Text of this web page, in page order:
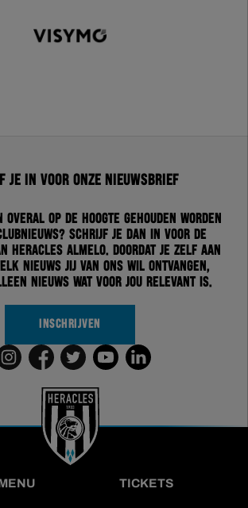
je in voor onze nieuwsbrief
op de hoogte gehouden worden
Schrijf je dan in voor de
Heracles Almelo. Doordat je zelf aan
nieuws jij van ons wil ontvangen,
nieuws wat voor jou relevant is.
INSCHRIJVEN
TICKETS